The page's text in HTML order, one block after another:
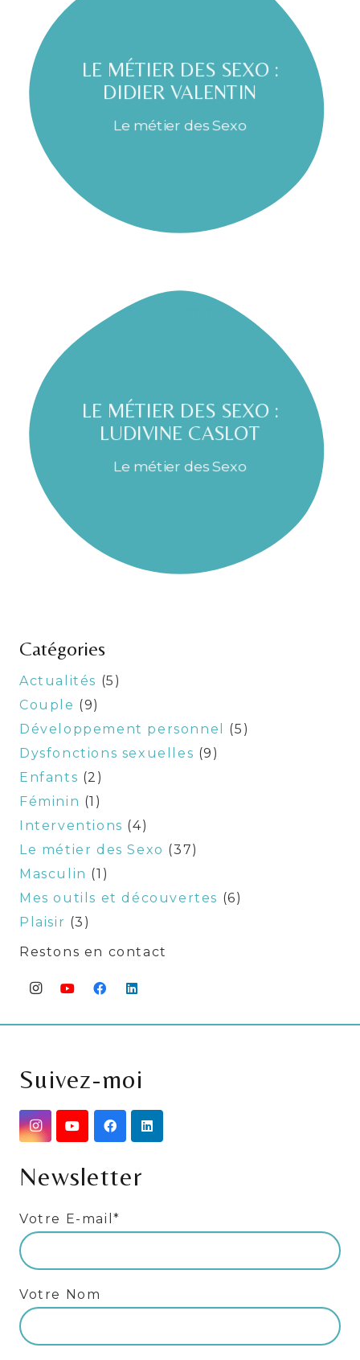
LE MÉTIER DES SEXO :
DIDIER VALENTIN
Le métier des Sexo
LE MÉTIER DES SEXO :
LUDIVINE CASLOT
Le métier des Sexo
Catégories
Actualités (5)
Couple (9)
Développement personnel
(5)
Dysfonctions sexuelles (9)
Enfants (2)
Féminin (1)
Interventions (4)
Le métier des Sexo (37)
Masculin (1)
Mes outils et découvertes (6)
Plaisir (3)
Restons en contact
Suivez-moi
Newsletter
Votre E-mail*
Votre Nom